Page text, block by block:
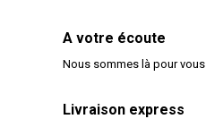
A votre écoute
Nous sommes là pour vous
Livraison express